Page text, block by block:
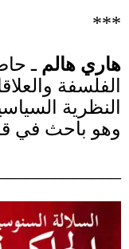
***
هاري هالم
‫النظرية ‫السياسية ‬‫من‬ ‫كلية‬ ‫لندن‬ ‫للاقتصاد‪
وهو‬ ‫باحث‬ ‫في‬ ‫قضايا‬ ‫الدفاع